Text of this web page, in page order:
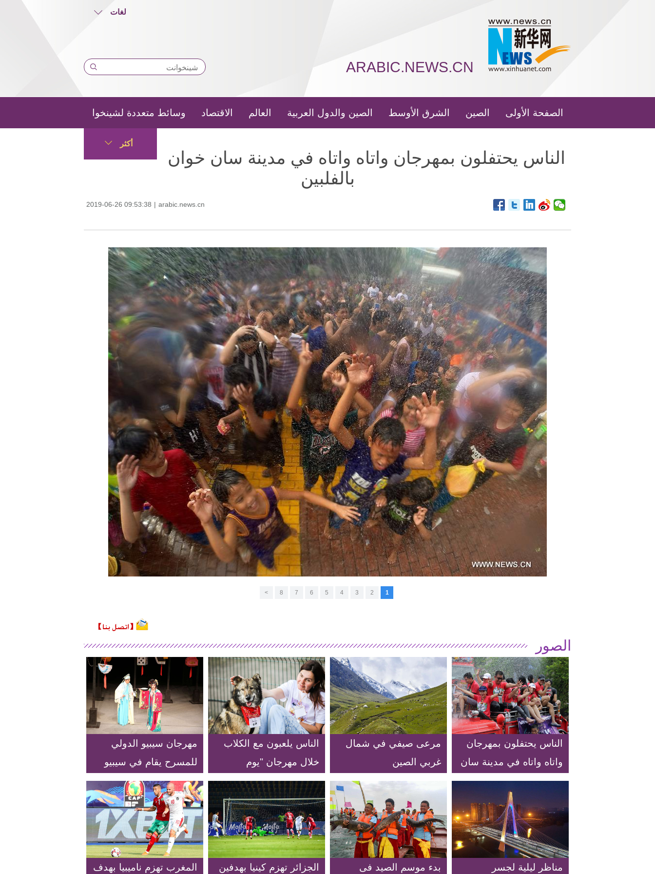
لغات
ARABIC.NEWS.CN
الصفحة الأولى الصين الشرق الأوسط الصين والدول العربية العالم الاقتصاد وسائط متعددة لشينخوا
أكثر
الناس يحتفلون بمهرجان واتاه واتاه في مدينة سان خوان
بالفلبين
2019-06-26 09:53:38 | arabic.news.cn
1
2
3
4
5
6
7
8
>
الصور
الناس يحتفلون بمهرجان
واتاه واتاه في مدينة سان
خوان بالفلبين
مرعى صيفي في شمال
غربي الصين
الناس يلعبون مع الكلاب
خلال مهرجان "يوم
الأصدقاء" الخيري في
موسكو
مهرجان سيبيو الدولي
للمسرح يقام في سيبيو
برومانيا
مناظر ليلية لجسر بدء موسم الصيد فى الجزائر تهزم كينيا بهدفين المغرب تهزم ناميبيا بهدف